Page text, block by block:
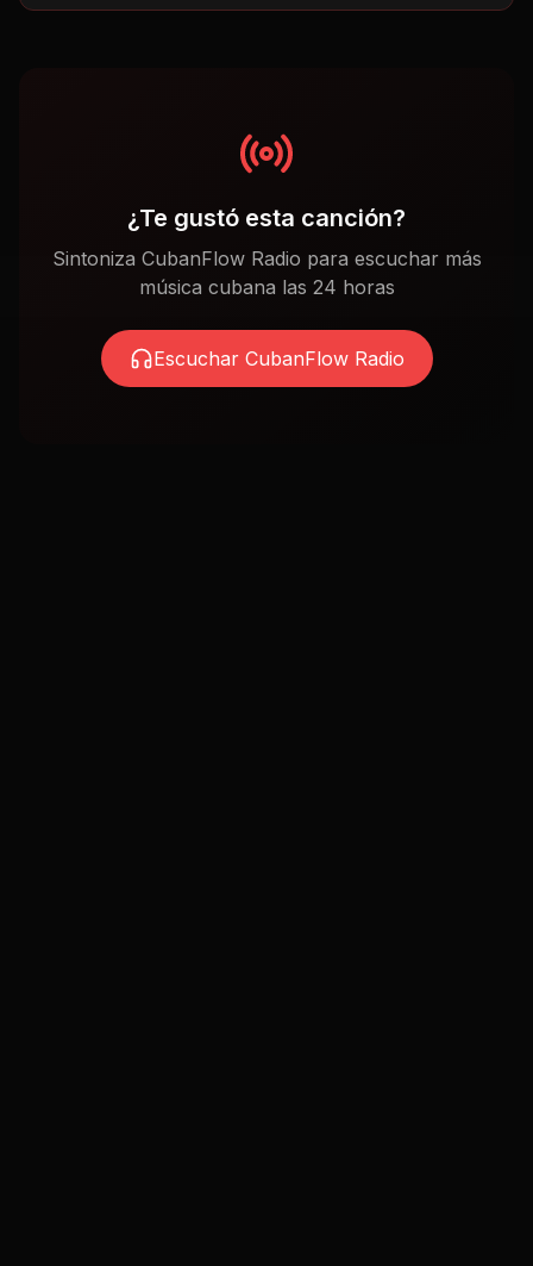
¿Te gustó esta canción?
Sintoniza CubanFlow Radio para escuchar más
música cubana las 24 horas
Escuchar CubanFlow Radio